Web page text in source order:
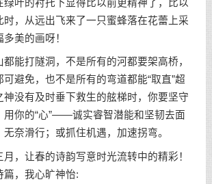
绿叶的衬托下显得比以前更精神了，比以
时，从远出飞来了一只蜜蜂落在花蕾上采
美的画呀！
能打隧洞，不是所有的河都要架高桥，
避免，也不是所有的弯道都能“取直”超
神没有及时垂下救生的舷梯时，你要坚守
用你的“心”——诚实睿智潜能和坚韧去面
奈滑行；或抓住机遇，加速拐弯。
，让春的诗韵写意时光流转中的精彩！
篇，我心旷神怡: